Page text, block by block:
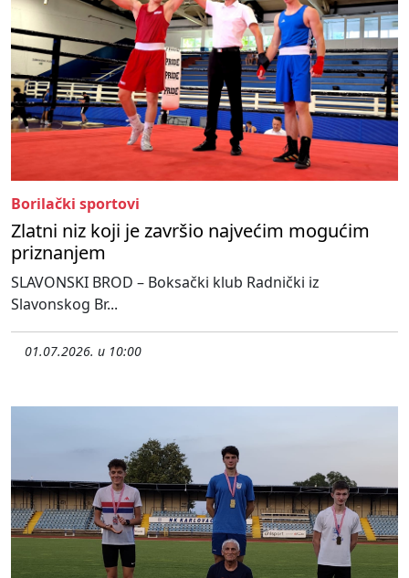
Borilački sportovi
Zlatni niz koji je završio najvećim mogućim
priznanjem
SLAVONSKI BROD – Boksački klub Radnički iz
Slavonskog Br...
01.07.2026. u 10:00